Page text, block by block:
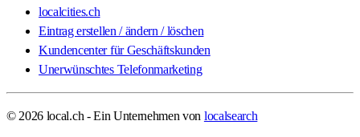
localcities.ch
Eintrag erstellen / ändern / löschen
Kundencenter für Geschäftskunden
Unerwünschtes Telefonmarketing
© 2026 local.ch - Ein Unternehmen von localsearch